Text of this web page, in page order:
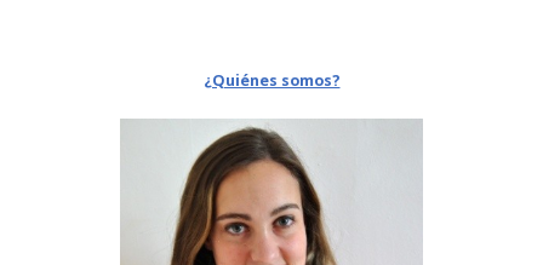
¿Quiénes somos?